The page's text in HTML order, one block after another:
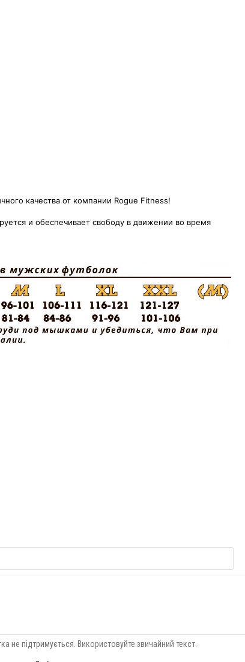
качества от компании Rogue Fitness!
и обеспечивает свободу в движении во время